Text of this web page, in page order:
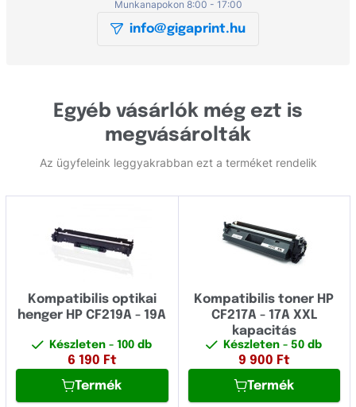
Munkanapokon 8:00 - 17:00
info@gigaprint.hu
Egyéb vásárlók még ezt is
megvásárolták
Az ügyfeleink leggyakrabban ezt a terméket rendelik
Kompatibilis optikai
henger HP CF219A - 19A
Készleten- 100 db
6 190 Ft
Termék
Kompatibilis toner HP
CF217A - 17A XXL
kapacitás
Készleten- 50 db
9 900 Ft
Termék